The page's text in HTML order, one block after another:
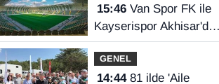
15:46Van Spor FK ile
Kayserispor Akhisar'da
rakip
GENEL
14:4481 ilde 'Aile